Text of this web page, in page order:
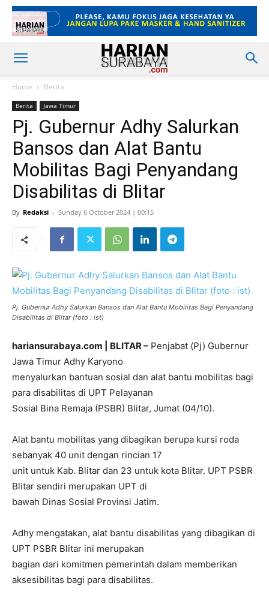
Home Berita
Berita Jawa Timur
Pj. Gubernur Adhy Salurkan
Bansos dan Alat Bantu
Mobilitas Bagi Penyandang
Disabilitas di Blitar
By Redaksi - Sunday 6 October 2024 | 00:15
Pj. Gubernur Adhy Salurkan Bansos dan Alat Bantu Mobilitas Bagi Penyandang
Disabilitas di Blitar (foto : ist)
hariansurabaya.com | BLITAR – Penjabat (Pj) Gubernur
Jawa Timur Adhy Karyono
menyalurkan bantuan sosial dan alat bantu mobilitas bagi
para disabilitas di UPT Pelayanan
Sosial Bina Remaja (PSBR) Blitar, Jumat (04/10).
Alat bantu mobilitas yang dibagikan berupa kursi roda
sebanyak 40 unit dengan rincian 17
unit untuk Kab. Blitar dan 23 untuk kota Blitar. UPT PSBR
Blitar sendiri merupakan UPT di
bawah Dinas Sosial Provinsi Jatim.
Adhy mengatakan, alat bantu disabilitas yang dibagikan di
UPT PSBR Blitar ini merupakan
bagian dari komitmen pemerintah dalam memberikan
aksesibilitas bagi para disabilitas.